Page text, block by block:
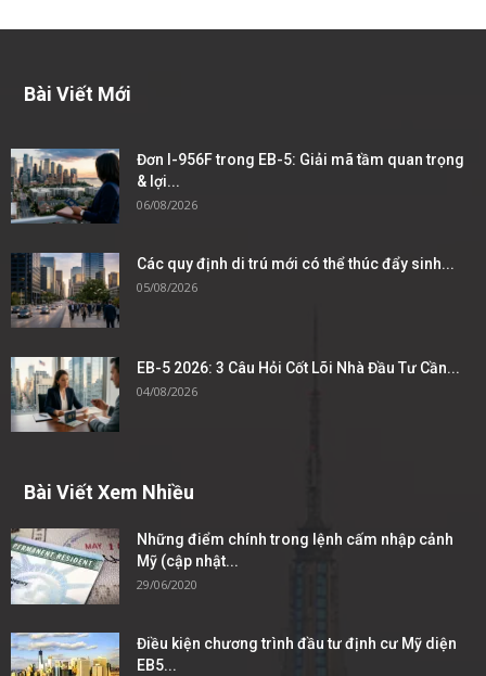
Bài Viết Mới
Đơn I-956F trong EB-5: Giải mã tầm quan trọng
& lợi...
06/08/2026
Các quy định di trú mới có thể thúc đẩy sinh...
05/08/2026
EB-5 2026: 3 Câu Hỏi Cốt Lõi Nhà Đầu Tư Cần...
04/08/2026
Bài Viết Xem Nhiều
Những điểm chính trong lệnh cấm nhập cảnh
Mỹ (cập nhật...
29/06/2020
Điều kiện chương trình đầu tư định cư Mỹ diện
EB5...